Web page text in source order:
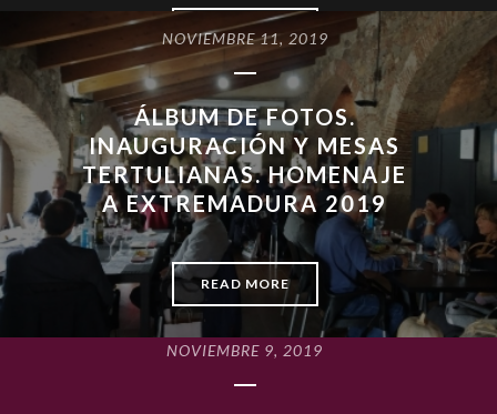
READ MORE
NOVIEMBRE 11, 2019
ÁLBUM DE FOTOS.
INAUGURACIÓN Y MESAS
TERTULIANAS. HOMENAJE
A EXTREMADURA 2019
READ MORE
NOVIEMBRE 9, 2019